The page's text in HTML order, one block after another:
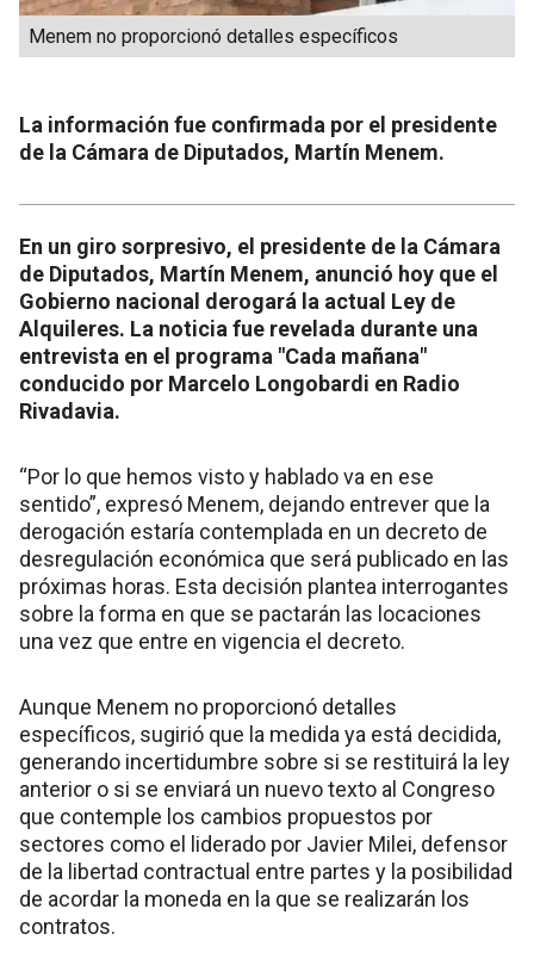
Menem no proporcionó detalles específicos
La información fue confirmada por el presidente
de la Cámara de Diputados, Martín Menem.
En un giro sorpresivo, el presidente de la Cámara
de Diputados, Martín Menem, anunció hoy que el
Gobierno nacional derogará la actual Ley de
Alquileres. La noticia fue revelada durante una
entrevista en el programa "Cada mañana"
conducido por Marcelo Longobardi en Radio
Rivadavia.
“Por lo que hemos visto y hablado va en ese
sentido”, expresó Menem, dejando entrever que la
derogación estaría contemplada en un decreto de
desregulación económica que será publicado en las
próximas horas. Esta decisión plantea interrogantes
sobre la forma en que se pactarán las locaciones
una vez que entre en vigencia el decreto.
Aunque Menem no proporcionó detalles
específicos, sugirió que la medida ya está decidida,
generando incertidumbre sobre si se restituirá la ley
anterior o si se enviará un nuevo texto al Congreso
que contemple los cambios propuestos por
sectores como el liderado por Javier Milei, defensor
de la libertad contractual entre partes y la posibilidad
de acordar la moneda en la que se realizarán los
contratos.